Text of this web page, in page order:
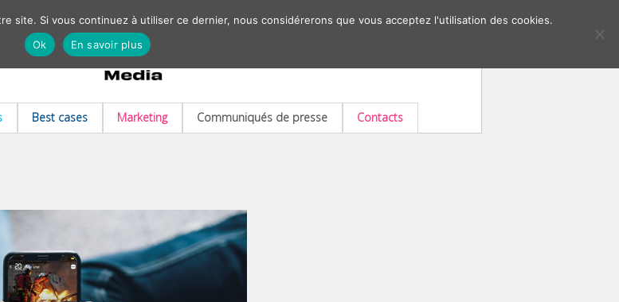
Best cases Marketing Communiqués de presse Contacts
site. Si vous continuez à utiliser ce dernier, nous considérerons que vous acceptez l'utilisation des cookies.
Ok
En savoir plus